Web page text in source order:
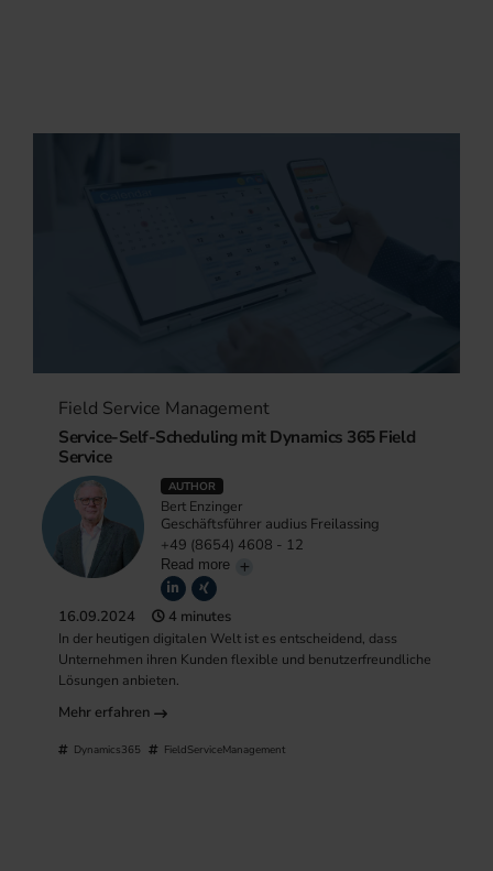
Field Service Management
Service-Self-Scheduling mit Dynamics 365 Field
Service
AUTHOR
Bert Enzinger
Geschäftsführer audius Freilassing
+49 (8654) 4608 - 12
Read more
16.09.2024 4 minutes
In der heutigen digitalen Welt ist es entscheidend, dass
Unternehmen ihren Kunden flexible und benutzerfreundliche
Lösungen anbieten.
Mehr erfahren
Dynamics365 FieldServiceManagement